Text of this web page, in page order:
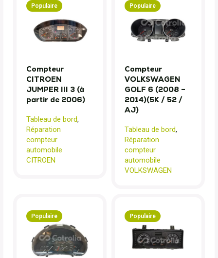
Populaire
Compteur
CITROEN
JUMPER III 3 (à
partir de 2006)
Tableau de bord,
Réparation
compteur
automobile
CITROEN
Populaire
Compteur
VOLKSWAGEN
GOLF 6 (2008 –
2014)(5K / 52 /
AJ)
Tableau de bord,
Réparation
compteur
automobile
VOLKSWAGEN
Populaire Populaire